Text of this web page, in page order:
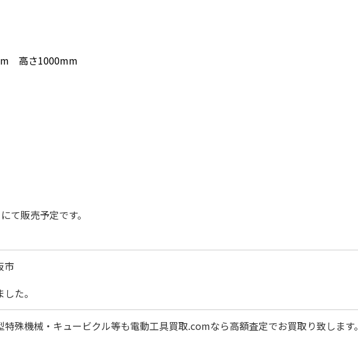
高さ1000mm
て販売予定です。
市
た。
殊機械・キュービクル等も電動工具買取.comなら高額査定でお買取り致します。